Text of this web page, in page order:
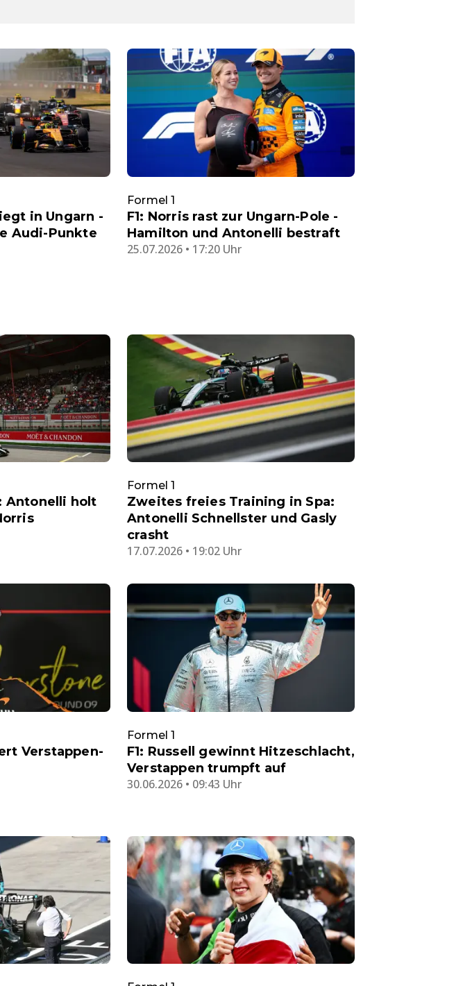
in Ungarn -
Audi-Punkte
Formel 1
F1: Norris rast zur Ungarn-Pole -
Hamilton und Antonelli bestraft
25.07.2026 • 17:20 Uhr
Antonelli holt
Formel 1
Zweites freies Training in Spa:
Antonelli Schnellster und Gasly
crasht
17.07.2026 • 19:02 Uhr
Verstappen-
Formel 1
F1: Russell gewinnt Hitzeschlacht,
Verstappen trumpft auf
30.06.2026 • 09:43 Uhr